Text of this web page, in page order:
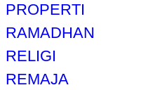
PROPERTI
RAMADHAN
RELIGI
REMAJA